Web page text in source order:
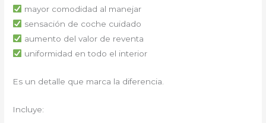
mayor comodidad al manejar
sensación de coche cuidado
aumento del valor de reventa
uniformidad en todo el interior
Es un detalle que marca la diferencia.
Incluye: